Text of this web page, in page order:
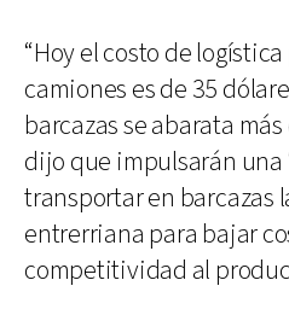
“Hoy el costo de
camiones es de 35
barcazas se abarata
dijo que impulsarán una
transportar en barcazas
entrerriana para bajar
competitividad al